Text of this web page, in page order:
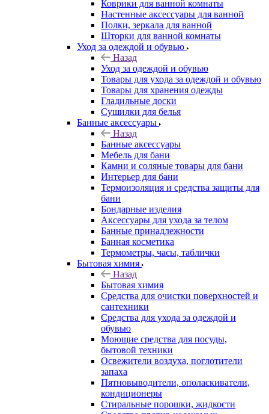
Коврики для ванной комнаты
Настенные аксессуары для ванной
Полки, зеркала для ванной
Шторки для ванной комнаты
Уход за одеждой и обувью
Назад
Уход за одеждой и обувью
Товары для ухода за одеждой и обувью
Товары для хранения одежды
Гладильные доски
Сушилки для белья
Банные аксессуары
Назад
Банные аксессуары
Мебель для бани
Камни и соляные товары для бани
Интерьер для бани
Термоизоляция и средства защиты для
бани
Бондарные изделия
Аксеcсуары для ухода за телом
Банные принадлежности
Банная косметика
Термометры, часы, таблички
Бытовая химия
Назад
Бытовая химия
Средства для очистки поверхностей и
сантехники
Средства для ухода за одеждой и
обувью
Моющие средства для посуды,
бытовой техники
Освежители воздуха, поглотители
запаха
Пятновыводители, ополаскиватели,
кондиционеры
Стиральные порошки, жидкости